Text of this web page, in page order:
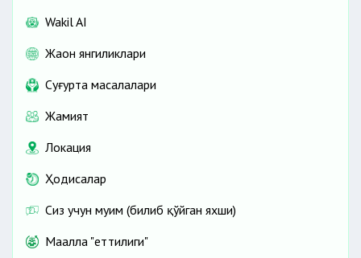
Wakil AI
Жаҳон янгиликлари
Cуғурта масалалари
Жамият
Локация
Ҳодисалар
Сиз учун муҳим (билиб қўйган яхши)
Маҳалла "еттилиги"